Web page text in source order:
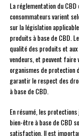
La réglementation du
consommateurs varient
sur la législation
produits à base de CBD.
qualité des produits et
vendeurs, et peuvent
organismes de protection
garantir le respect des
à base de CBD.
En résumé, les
bien-être à base de CBD
satisfaction. Il est